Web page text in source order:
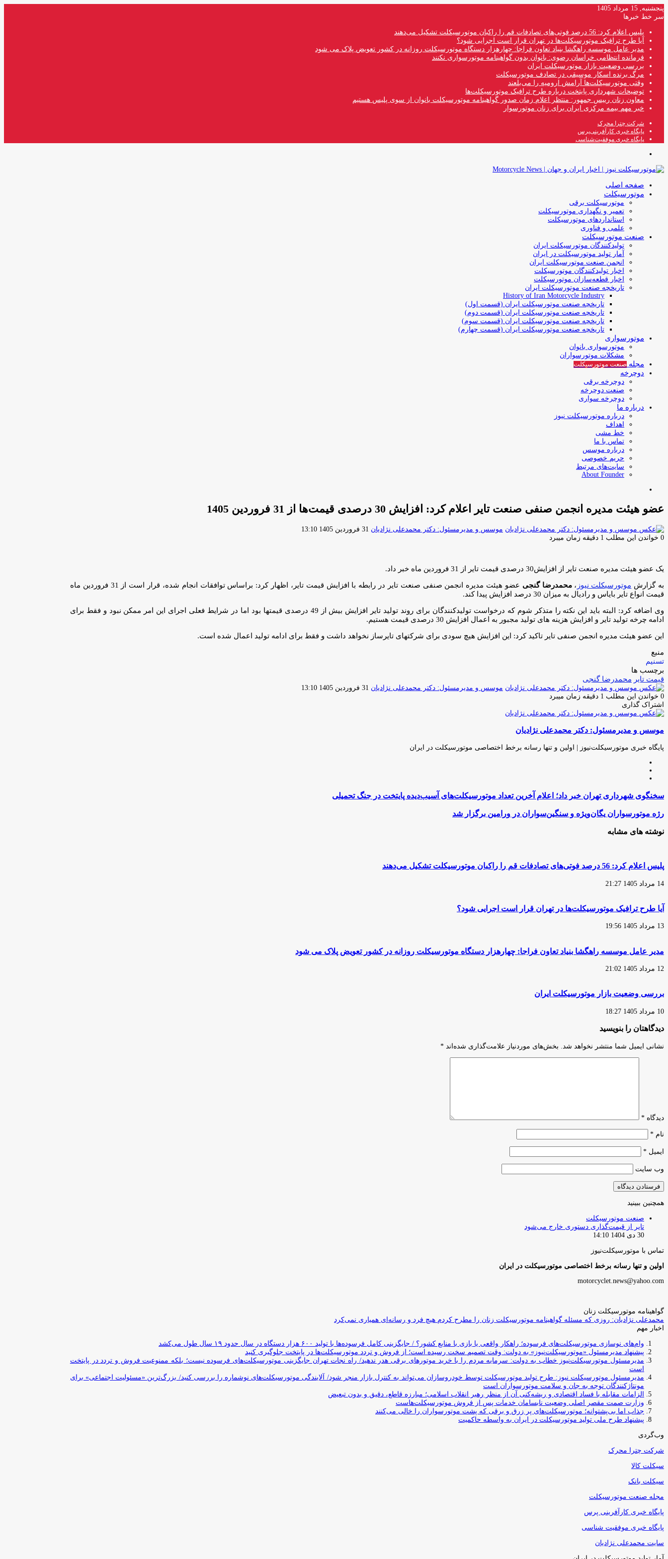
پنجشنبه, 15 مرداد 1405
سر خط خبرها
پلیس اعلام کرد: 56 درصد فوتی‌های تصادفات قم را راکبان موتورسیکلت تشکیل می‌دهند
آیا طرح ترافیک موتورسیکلت‌ها در تهران قرار است اجرایی شود؟
مدیر عامل موسسه راهگشا بنیاد تعاون فراجا: چهارهزار دستگاه موتورسیکلت روزانه در کشور تعویض پلاک می شود
فرمانده انتظامی خراسان رضوی: بانوان بدون گواهینامه موتورسواری نکنند
بررسی وضعیت بازار موتورسیکلت ایران
مرگ برنده اسکار موسیقی در تصادف موتورسیکلت
وقتی موتورسیکلت‌ها آرامش ارومیه را می‌بلعند
توضیحات شهرداری پایتخت درباره طرح ترافیک موتورسیکلت‌ها
معاون زنان رییس جمهور: منتظر اعلام زمان صدور گواهینامه موتورسیکلت بانوان از سوی پلیس هستیم
خبر مهم بیمه مرکزی ایران برای زنان موتورسوار
شرکت چترا محرک
پایگاه خبری کارآفرینی‌پرس
پایگاه خبری موفقیت‌شناسی
صفحه اصلی
موتورسیکلت
موتورسیکلت برقی
تعمیر و نگهداری موتورسیکلت
استانداردهای موتورسیکلت
علمی و فناوری
صنعت موتورسیکلت
تولیدکنندگان موتورسیکلت ایران
آمار تولید موتورسیکلت در ایران
انجمن صنعت موتورسیکلت ایران
اخبار تولیدکنندگان موتورسیکلت
اخبار قطعه‌سازان موتورسیکلت
تاریخچه صنعت موتورسیکلت ایران
History of Iran Motorcycle Industry
تاریخچه صنعت موتورسیکلت ایران (قسمت اول)
تاریخچه صنعت موتورسیکلت ایران (قسمت دوم)
تاریخچه صنعت موتورسیکلت ایران (قسمت سوم)
تاریخچه صنعت موتورسیکلت ایران (قسمت چهارم)
موتورسواری
موتورسواری بانوان
مشکلات موتورسواران
مجله صنعت موتورسیکلت
دوچرخه
دوچرخه برقی
صنعت دوچرخه
دوچرخه سواری
درباره ما
درباره موتورسیکلت نیوز
اهداف
خط مشی
تماس با ما
درباره موسس
حریم خصوصی
سایت‌های مرتبط
About Founder
عضو هیئت مدیره انجمن صنفی صنعت تایر اعلام کرد: افزایش 30 درصدی قیمت‌ها از 31 فروردین 1405
موسس و مدیرمسئول: دکتر محمدعلی نژادیان ارسال
31 فروردین 1405 13:10
0 خواندن این مطلب 1 دقیقه زمان میبرد
یک عضو هیئت مدیره صنعت تایر از افزایش30 درصدی قیمت تایر از 31 فروردین ماه خبر داد.
به گزارش موتورسیکلت نیوز ،محمدرضا گنجی
عضو هیئت مدیره انجمن صنفی صنعت تایر در رابطه با افزایش قیمت تایر، اظهار کرد: براساس توافقات انجام شده، قرار است از 31 فروردین ماه
قیمت انواع تایر بایاس و رادیال به میزان 30 درصد افزایش پیدا کند.
وی اضافه کرد: البته باید این نکته را متذکر شوم که درخواست تولیدکنندگان برای روند تولید تایر افزایش بیش از 49 درصدی قیمتها بود اما در شرایط فعلی اجرای این امر ممکن نبود و فقط برای
ادامه چرخه تولید تایر و افزایش هزینه های تولید مجبور به اعمال افزایش 30 درصدی قیمت هستیم.
این عضو هیئت مدیره انجمن صنفی تایر تاکید کرد: این افزایش هیچ سودی برای شرکتهای تایرساز نخواهد داشت و فقط برای ادامه تولید اعمال شده است.
منبع
تسنیم
برچسب ها
قیمت تایر محمدرضا گنجی
موسس و مدیرمسئول: دکتر محمدعلی نژادیان ارسال
31 فروردین 1405 13:10
0 خواندن این مطلب 1 دقیقه زمان میبرد
اشتراک گذاری
فیس
توئیتر
لینکدین
واتس
تلگرام
اشتراک
از
ایمیل
چاپ
موسس و مدیرمسئول: دکتر محمدعلی نژادیان
پایگاه خبری موتورسیکلت‌نیوز | اولین و تنها رسانه برخط اختصاصی موتورسیکلت در ایران
سخنگوی
شهرداری
تهران
خبر
داد؛
اعلام
موتورسیکلت‌های
آسیب‌دیده
در
تحمیلی
سخنگوی شهرداری تهران خبر داد؛ اعلام آخرین تعداد موتورسیکلت‌های آسیب‌دیده پایتخت در جنگ تحمیلی
رژه
یگان‌ویژه
ورامین
برگزار
شد
رژه موتورسواران یگان‌ویژه و سنگین‌سواران در ورامین برگزار شد
نوشته های مشابه
پلیس اعلام کرد: 56 درصد فوتی‌های تصادفات قم را راکبان موتورسیکلت تشکیل می‌دهند
14 مرداد 1405 21:27
آیا طرح ترافیک موتورسیکلت‌ها در تهران قرار است اجرایی شود؟
13 مرداد 1405 19:56
مدیر عامل موسسه راهگشا بنیاد تعاون فراجا: چهارهزار دستگاه موتورسیکلت روزانه در کشور تعویض پلاک می شود
12 مرداد 1405 21:02
بررسی وضعیت بازار موتورسیکلت ایران
10 مرداد 1405 18:27
دیدگاهتان را بنویسید
نشانی ایمیل شما منتشر نخواهد شد. بخش‌های موردنیاز علامت‌گذاری شده‌اند *
دیدگاه *
نام *
ایمیل *
وب‌ سایت
همچنین ببینید
صنعت موتورسیکلت
تایر از قیمت‌گذاری دستوری خارج می‌شود
30 دی 1404 14:10
تماس با موتورسیکلت‌نیوز
اولین و تنها رسانه برخط اختصاصی موتورسیکلت در ایران
motorcyclet.news@yahoo.com
گواهینامه موتورسیکلت زنان
محمدعلی نژادیان: روزی که مسئله گواهینامه موتورسیکلت زنان را مطرح کردم هیچ فرد و رسانه‌ای همیاری نمی‌کرد
اخبار مهم
وام‌های نوسازی موتورسیکلت‌های فرسوده؛ راهکار واقعی یا بازی با منابع کشور؟ / جایگزینی کامل فرسوده‌ها با تولید ۶۰۰ هزار دستگاه در سال حدود ۱۹ سال طول می‌کشد
پیشنهاد مدیرمسئول «موتورسیکلت‌نیوز» به دولت: وقت تصمیم سخت رسیده است؛ از فروش و تردد موتورسیکلت‌ها در پایتخت جلوگیری کنید
مدیرمسئول موتورسیکلت‌نیوز خطاب به دولت: سرمایه مردم را با خرید موتورهای برقی هدر ندهید/ راه نجات تهران جایگزینی موتورسیکلت‌های فرسوده نیست؛ بلکه ممنوعیت فروش و تردد در پایتخت
است
مدیرمسئول موتورسیکلت نیوز: طرح تولید موتورسیکلت توسط خودروسازان می‌تواند به کنترل بازار منجر شود/ آلایندگی موتورسیکلت‌های نوشماره را بررسی کنید/ بزرگ‌ترین «مسئولیت اجتماعی» برای
مونتاژکنندگان توجه به جان و سلامت موتورسواران است
الزامات مقابله با فساد اقتصادی و ریشه‌کنی آن از منظر رهبر انقلاب اسلامی؛ مبارزه قاطع، دقیق و بدون تبعیض
وزارت صمت مقصر اصلی وضعیت نابسامان خدمات پس از فروش موتورسیکلت‌هاست
جذاب اما بی‌پشتوانه؛ موتورسیکلت‌های پر زرق‌ و برقی که پشت موتورسواران را خالی می‌کنند
پیشنهاد طرح ملی تولید موتورسیکلت در ایران به واسطه حاکمیت
وب‌گردی
شرکت چترا محرک
سیکلت کالا
سیکلت بانک
مجله صنعت موتورسیکلت
پایگاه خبری کارآفرینی پرس
پایگاه خبری موفقیت شناسی
سایت محمدعلی نژادیان